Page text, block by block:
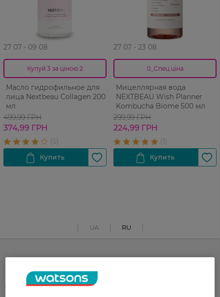
27 07 - 09 08
Купуй 3 за ціною 2
Масло гидрофильное для
лица Nextbeau Collagen 200
мл
499,99 ГРН
374,99 ГРН
27 07 - 23 08
0_Спец.ціна
Мицеллярная вода
NEXTBEAU Wish Planner
Kombucha Biome 500 мл
299,99 ГРН
224,99 ГРН
UA RU
Каталог
Корейская косметика